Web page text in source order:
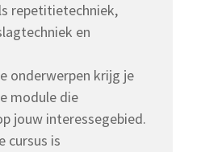
repetitietechniek,
en
onderwerpen krijg je
module die
jouw interessegebied.
cursus is